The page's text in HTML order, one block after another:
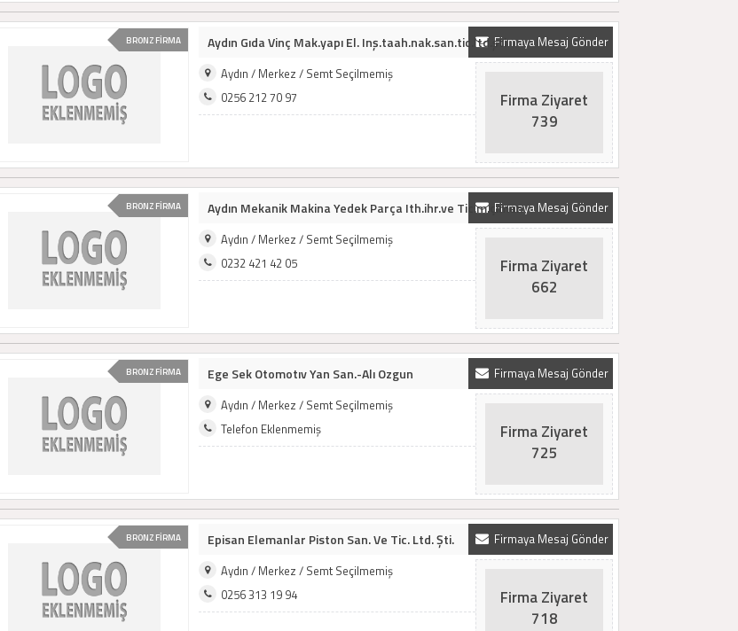
BRONZ FİRMA Firmaya Mesaj Gönder
Aydın Gıda Vinç Mak.yapı El. Inş.taah.nak.san.tic.ltd.şti
Aydın / Merkez / Semt Seçilmemiş
0256 212 70 97
Firma Ziyaret
739
BRONZ FİRMA Firmaya Mesaj Gönder
Aydın Mekanik Makina Yedek Parça Ith.ihr.ve Tic.m.çimen
Aydın / Merkez / Semt Seçilmemiş
0232 421 42 05
Firma Ziyaret
662
BRONZ FİRMA Firmaya Mesaj Gönder
Ege Sek Otomotıv Yan San.-Alı Ozgun
Aydın / Merkez / Semt Seçilmemiş
Telefon Eklenmemiş
Firma Ziyaret
725
BRONZ FİRMA Firmaya Mesaj Gönder
Episan Elemanlar Piston San. Ve Tic. Ltd. Şti.
Aydın / Merkez / Semt Seçilmemiş
0256 313 19 94
Firma Ziyaret
718